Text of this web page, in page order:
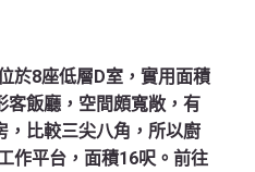
於8座低層D室，實用面積
客飯廳，空間頗寬敞，有
，比較三尖八角，所以廚
作平台，面積16呎。前往